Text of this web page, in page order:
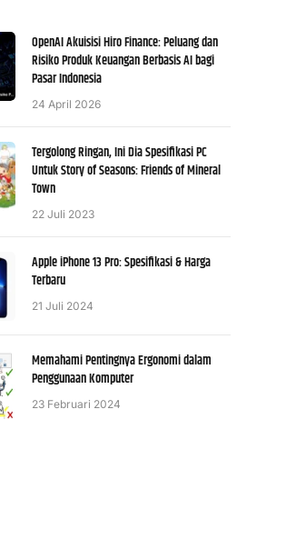
OpenAI Akuisisi Hiro Finance: Peluang dan
Risiko Produk Keuangan Berbasis AI bagi
Pasar Indonesia
24 April 2026
Tergolong Ringan, Ini Dia Spesifikasi PC
Untuk Story of Seasons: Friends of Mineral
Town
22 Juli 2023
Apple iPhone 13 Pro: Spesifikasi & Harga
Terbaru
21 Juli 2024
Memahami Pentingnya Ergonomi dalam
Penggunaan Komputer
23 Februari 2024